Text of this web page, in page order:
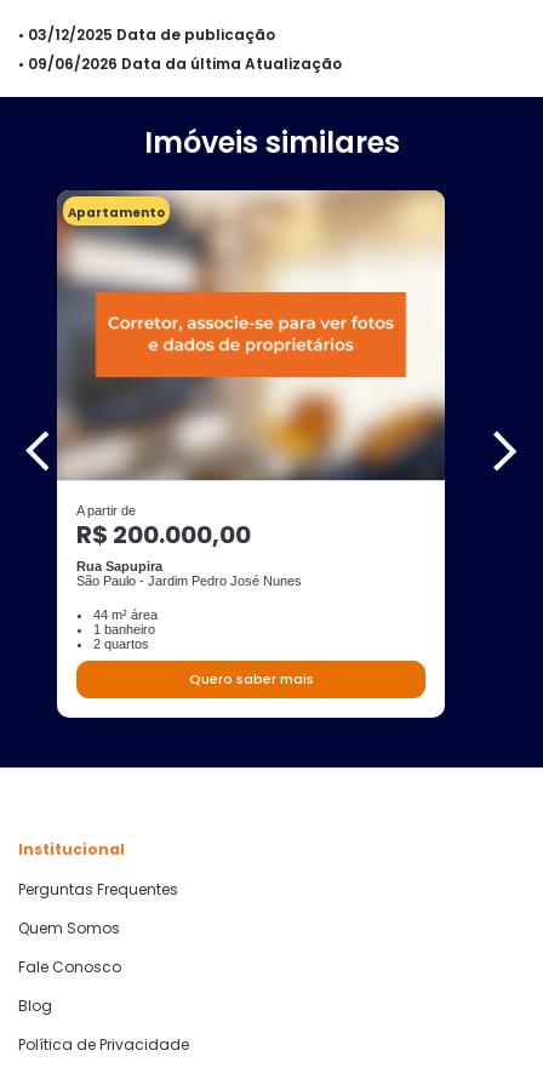
• 03/12/2025 Data de publicação
• 09/06/2026 Data da última Atualização
Imóveis similares
Apartamento
A partir de
R$ 200.000,00
Rua Sapupira
São Paulo - Jardim Pedro José Nunes
44 m² área
1 banheiro
2 quartos
Quero saber mais
Institucional
Perguntas Frequentes
Quem Somos
Fale Conosco
Blog
Política de Privacidade